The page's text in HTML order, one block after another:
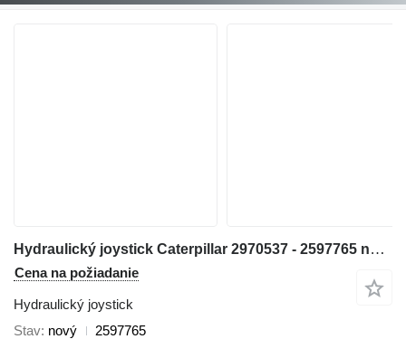
Hydraulický joystick Caterpillar 2970537 - 2597765 na rýpadla Caterpillar 345C 320D 330D 311D 321D 312D 323D 314D 324D 315D 325D 345D 328D 319D 329D 349D 349D2
Cena na požiadanie
Hydraulický joystick
Stav nový
2597765